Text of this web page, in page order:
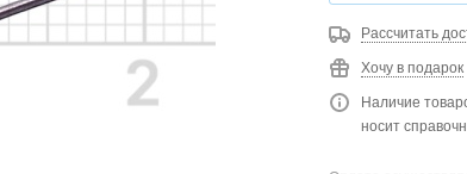
Рассчитать
Хочу в подарок
Наличие
носит